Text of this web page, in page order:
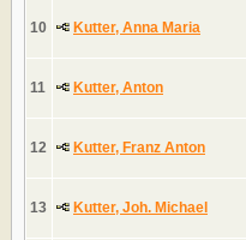
10 Kutter, Anna Maria
11 Kutter, Anton
12 Kutter, Franz Anton
13 Kutter, Joh. Michael